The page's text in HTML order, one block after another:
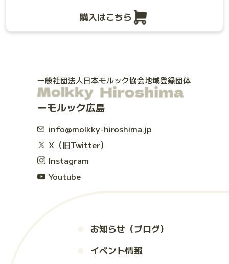
購入はこちら
一般社団法人日本モルック協会地域登録団体
モルック広島
info@molkky-hiroshima.jp
X（旧Twitter）
Instagram
Youtube
お知らせ（ブログ）
イベント情報